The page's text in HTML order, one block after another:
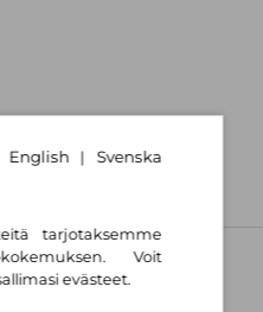
English | Svenska
tarjotaksemme
Voit
evästeet.